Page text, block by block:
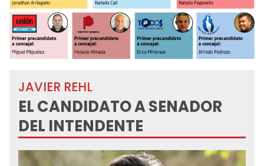
JAVIER REHL
EL CANDIDATO A SENADOR
DEL INTENDENTE